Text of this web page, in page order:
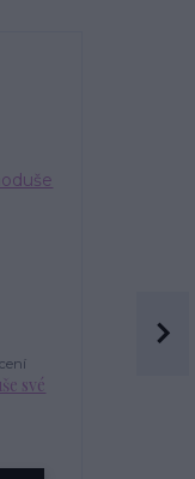
své